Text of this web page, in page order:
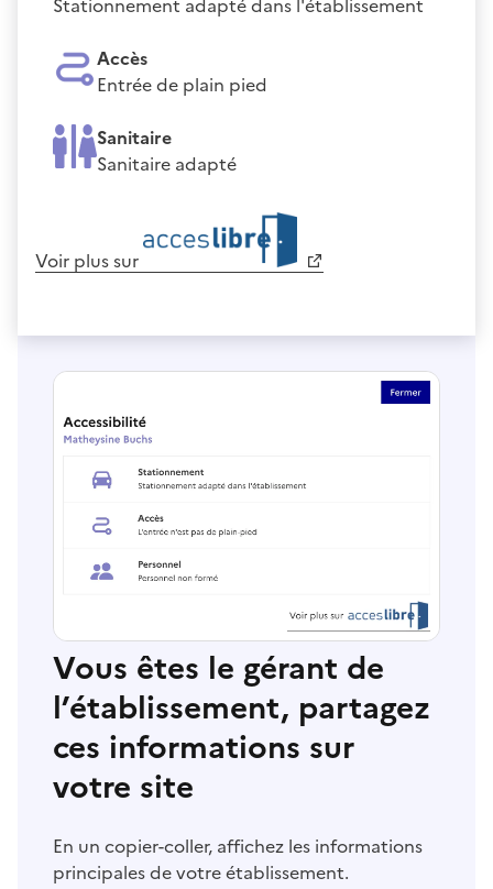
Accès
Entrée de plain pied
Sanitaire
Sanitaire adapté
Voir plus sur
Vous êtes le gérant de
l’établissement, partagez
ces informations sur
votre site
En un copier-coller, affichez les informations
principales de votre établissement.